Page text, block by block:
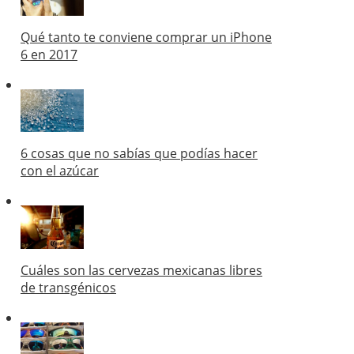
Qué tanto te conviene comprar un iPhone
6 en 2017
6 cosas que no sabías que podías hacer
con el azúcar
Cuáles son las cervezas mexicanas libres
de transgénicos